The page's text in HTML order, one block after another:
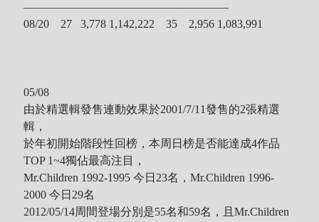
——————————————————
08/20 27 3,778 1,142,22235 2,956 1,083,991
05/08
由於精選輯發售連動效果於2001/7/11發售的2張精選
輯，
於年初開始階段性回榜，本周日榜是否能達成4作品
TOP 1~4獨佔最高注目，
Mr.Children 1992-1995 今日23名，Mr.Children 1996-
2000 今日29名
2012/05/14周間登場分別是55名和59名，且Mr.Children